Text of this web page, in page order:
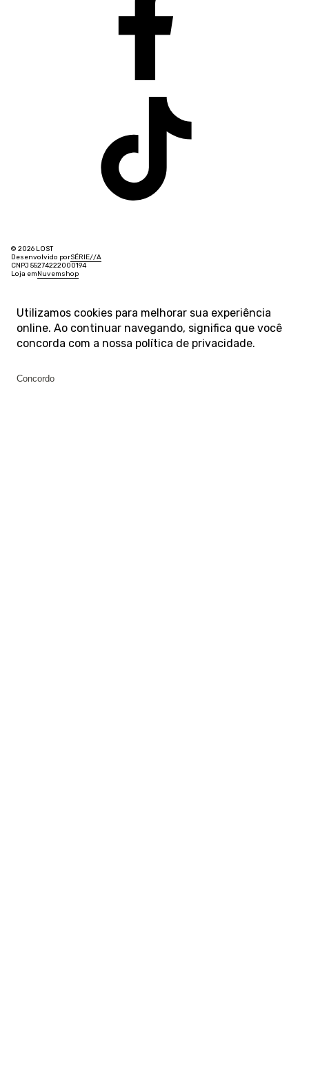
© 2026 LOST
Desenvolvido porSÉRIE//A
CNPJ 55274222000194
Loja em Nuvemshop
Utilizamos cookies para melhorar sua experiência
online. Ao continuar navegando, significa que você
concorda com a nossa política de privacidade.
Concordo